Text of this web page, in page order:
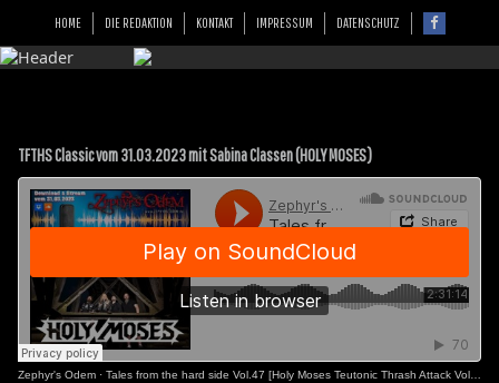
HOME DIE REDAKTION KONTAKT IMPRESSUM DATENSCHUTZ
TFTHS Classic vom 31.03.2023 mit Sabina Classen (HOLY MOSES)
Zephyr's Odem · Tales from the hard side Vol.47 [Holy Moses Teutonic Thrash Attack Vol.2]